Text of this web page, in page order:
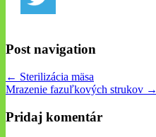
Post navigation
← Sterilizácia mäsa
Mrazenie fazuľkových strukov →
Pridaj komentár